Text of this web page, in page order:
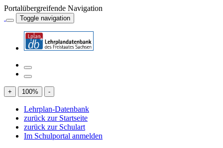
Portalübergreifende Navigation
Toggle navigation
+ 100% -
Lehrplan-Datenbank
zurück zur Startseite
zurück zur Schulart
Im Schulportal anmelden